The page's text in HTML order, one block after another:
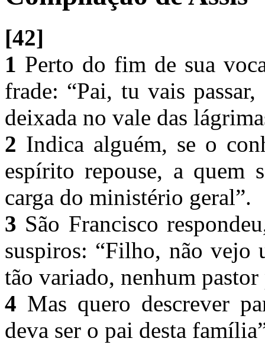
[42]
1 Perto do fim de sua
frade: “Pai, tu vais
deixada no vale das
2 Indica alguém, se o
espírito repouse, a quem
carga do ministério geral”.
3 São Francisco
suspiros: “Filho, não vejo
tão variado, nenhum
4 Mas quero descrever
deva ser o pai desta